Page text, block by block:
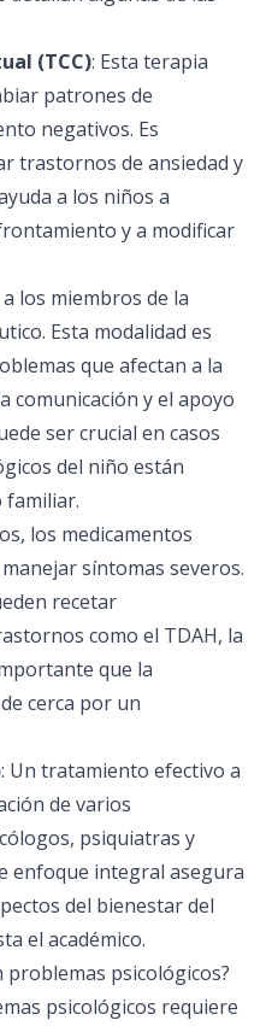
(TCC): Esta terapia
patrones de
negativos. Es
trastornos de ansiedad y
a los niños a
y a modificar
los miembros de la
Esta modalidad es
que afectan a la
comunicación y el apoyo
ser crucial en casos
del niño están
familiar.
los medicamentos
síntomas severos.
recetar
como el TDAH, la
que la
cerca por un
: Un tratamiento efectivo a
de varios
psiquiatras y
enfoque integral asegura
del bienestar del
el académico.
psicológicos?
psicológicos requiere